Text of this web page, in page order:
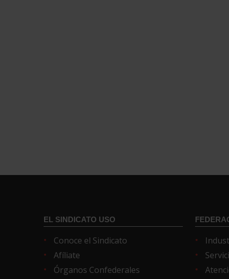
EL SINDICATO USO
Conoce el Sindicato
Afíliate
Órganos Confederales